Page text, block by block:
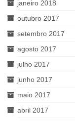
janeiro 2018
outubro 2017
setembro 2017
agosto 2017
julho 2017
junho 2017
maio 2017
abril 2017